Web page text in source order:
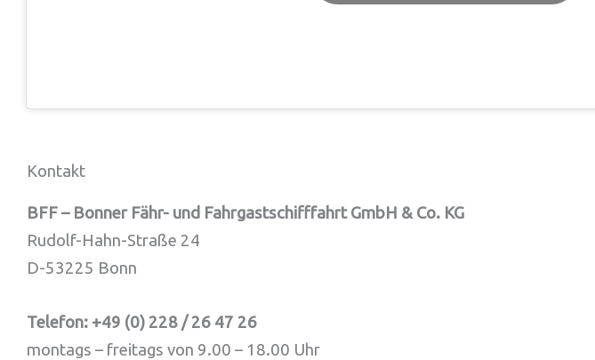
Kontakt
BFF – Bonner Fähr- und Fahrgastschifffahrt GmbH & Co. KG
Rudolf-Hahn-Straße 24
D-53225 Bonn
Telefon: +49 (0) 228 / 26 47 26
montags – freitags von 9.00 – 18.00 Uhr